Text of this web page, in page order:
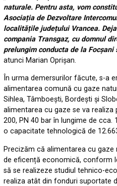
naturale. Pentru asta, vom
Asociația de Dezvoltare
localitățile județului Vrancea.
compania Transgaz, cu domnul
prelungim conducta de la Focșani
atunci Marian Oprișan.
În urma demersurilor făcute, s-a
alimentarea comună cu gaze
Sihlea, Tâmboești, Bordești și
alimentarea cu gaze se va
200, PN 40 bar în lungime de cca.
o capacitate tehnologică de
Precizăm că alimentarea cu
de eficență economică, conform
să se realizeze studiul tehnico-
realiza atât din fonduri suportate